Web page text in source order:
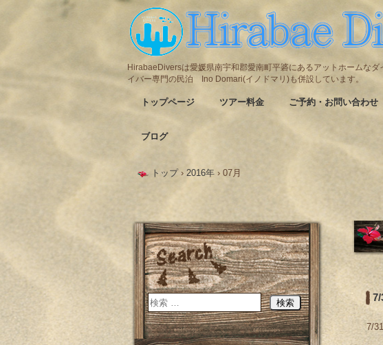
HirabaeDiversは愛媛県南宇和郡愛南町平碆にあるアットホームなダ
イバー専門の民泊 Ino Domari(イノドマリ)も併設しています。
トップページ ツアー料金 ご予約・お問い合わせ
ブログ
トップ › 2016年 › 07月
7/
7/